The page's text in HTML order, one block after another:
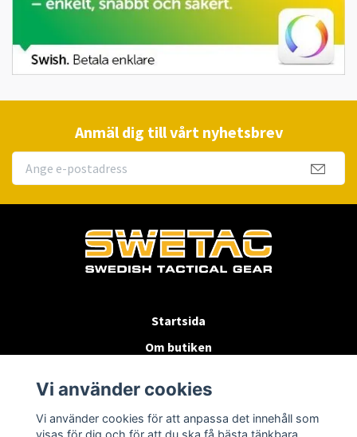
Anmäl dig till vårt nyhetsbrev
Startsida
Om butiken
Byten & Returer
Kontakta oss
Vi använder cookies
Vi använder cookies för att anpassa det innehåll som
visas för dig och för att du ska få bästa tänkbara